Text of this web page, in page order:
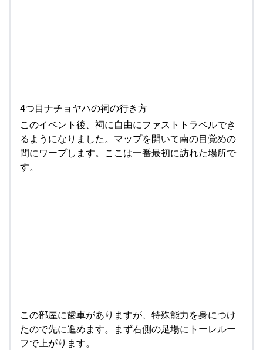
4つ目ナチョヤハの祠の行き方
このイベント後、祠に自由にファストトラベルでき
るようになりました。マップを開いて南の目覚めの
間にワープします。ここは一番最初に訪れた場所で
す。
この部屋に歯車がありますが、特殊能力を身につけ
たので先に進めます。まず右側の足場にトーレルー
フで上がります。